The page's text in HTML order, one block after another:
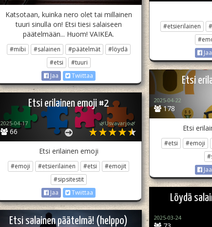
#etsierilainen
Jaa
Katsotaan, kuinka nero olet tai millainen
tuuri sinulla on! Etsi tiesi salaiseen
päätelmään... Huom! VAIKEA.
#mibi #salainen #päätelmät
#löydä
#etsi
#tuuri
Jaa
Twiittaa Etsi
178
2025-04-22
Etsi
#etsi #emoji
Jaa
Etsi erilainen emoji #2
66
2025-04-17 🌿Usvavarjo🌿
Etsi erilainen emoji
#emoji #etsierilainen #etsi
#emojit
#sipsitestit
Jaa
Twiittaa Löydä
2025-03-24
Etsi salainen päätelmä! (helppo)